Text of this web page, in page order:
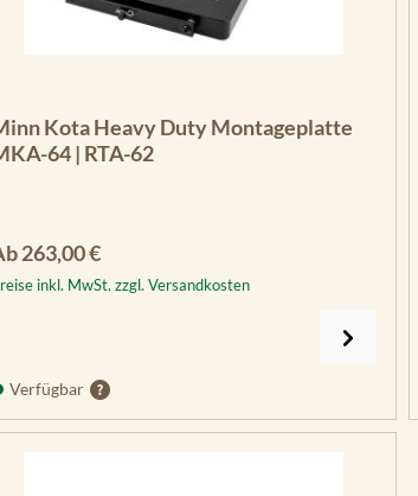
Kota Heavy Duty Montageplatte
64 | RTA-62
Preis:
263,00 €
inkl. MwSt. zzgl. Versandkosten
Verfügbar